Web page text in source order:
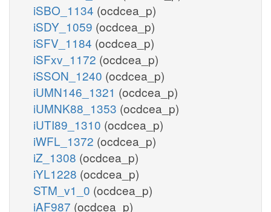
iSBO_1134 (ocdcea_p)
iSDY_1059 (ocdcea_p)
iSFV_1184 (ocdcea_p)
iSFxv_1172 (ocdcea_p)
iSSON_1240 (ocdcea_p)
iUMN146_1321 (ocdcea_p)
iUMNK88_1353 (ocdcea_p)
iUTI89_1310 (ocdcea_p)
iWFL_1372 (ocdcea_p)
iZ_1308 (ocdcea_p)
iYL1228 (ocdcea_p)
STM_v1_0 (ocdcea_p)
iAF987 (ocdcea_p)